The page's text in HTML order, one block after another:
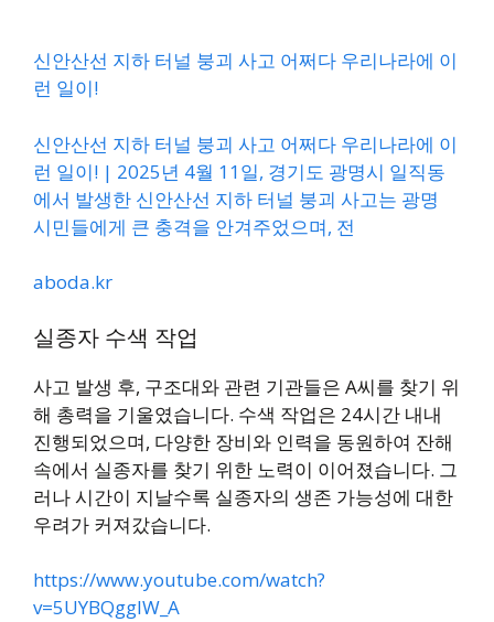
신안산선 지하 터널 붕괴 사고 어쩌다 우리나라에 이
런 일이!
신안산선 지하 터널 붕괴 사고 어쩌다 우리나라에 이
런 일이! | 2025년 4월 11일, 경기도 광명시 일직동
에서 발생한 신안산선 지하 터널 붕괴 사고는 광명
시민들에게 큰 충격을 안겨주었으며, 전
aboda.kr
실종자 수색 작업
사고 발생 후, 구조대와 관련 기관들은 A씨를 찾기 위
해 총력을 기울였습니다. 수색 작업은 24시간 내내
진행되었으며, 다양한 장비와 인력을 동원하여 잔해
속에서 실종자를 찾기 위한 노력이 이어졌습니다. 그
러나 시간이 지날수록 실종자의 생존 가능성에 대한
우려가 커져갔습니다.
https://www.youtube.com/watch?
v=5UYBQggIW_A